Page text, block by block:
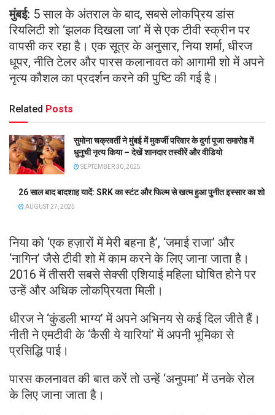
मुंबई: 5 साल के अंतराल के बाद, सबसे लोकप्रिय डांस
रियलिटी शो ‘झलक दिखला जा’ में से एक टीवी स्क्रीन पर
वापसी कर रहा है। एक सूत्र के अनुसार, निया शर्मा, धीरज
धूपर, नीति टेलर और पारस कलानावत को आगामी शो में अपने
नृत्य कौशल का प्रदर्शन करने की पुष्टि की गई है।
Related Posts
सुमोना चक्रवर्ती ने मुंबई में मुकर्जी परिवार के दुर्गा पूजा समारोह में
धुनुची नृत्य किया – देखें शानदार तस्वीरें और वीडियो
SEPTEMBER 30, 2025
26 साल बाद बादशाह यादें: SRK का स्टंट और फिल्म से खत्म हुआ पुनीत इस्सार का शो
AUGUST 27, 2025
निया को ‘एक हज़ारों में मेरी बहना है’, ‘जमाई राजा’ और
‘नागिन’ जैसे टीवी शो में काम करने के लिए जाना जाता है।
2016 में तीसरी सबसे सेक्सी एशियाई महिला घोषित होने पर
उन्हें और अधिक लोकप्रियता मिली।
धीरज ने ‘कुंडली भाग्य’ में अपने अभिनय से कई दिल जीते हैं।
नीती ने एमटीवी के ‘कैसी ये यारियां’ में अपनी भूमिका से
प्रसिद्धि पाई।
पारस कलनावत की बात करें तो उन्हें ‘अनुपमा’ में उनके रोल
के लिए जाना जाता है।